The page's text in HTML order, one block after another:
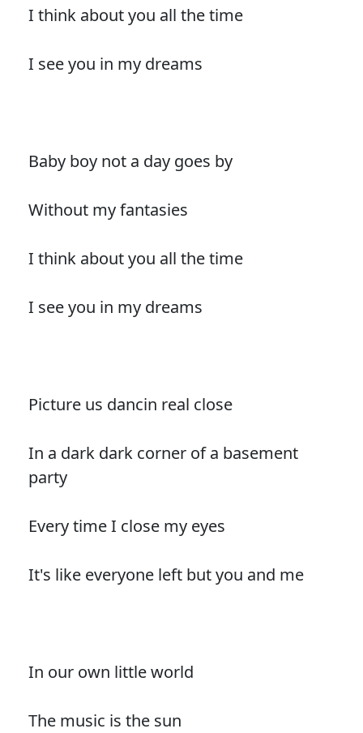
I think about you all the time
I see you in my dreams
Baby boy not a day goes by
Without my fantasies
I think about you all the time
I see you in my dreams
Picture us dancin real close
In a dark dark corner of a basement
party
Every time I close my eyes
It's like everyone left but you and me
In our own little world
The music is the sun